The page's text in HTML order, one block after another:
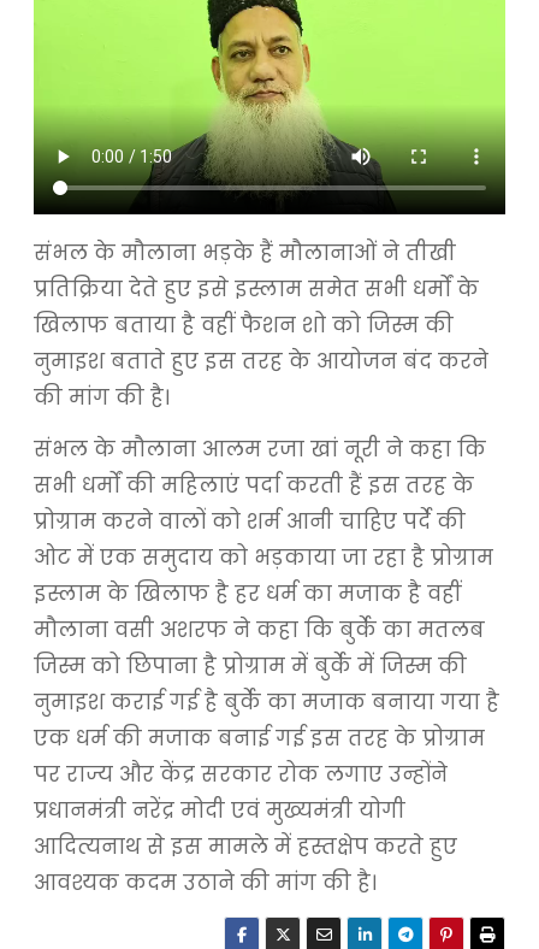
संभल के मौलाना भड़के हैं मौलानाओं ने तीखी
प्रतिक्रिया देते हुए इसे इस्लाम समेत सभी धर्मों के
खिलाफ बताया है वहीं फैशन शो को जिस्म की
नुमाइश बताते हुए इस तरह के आयोजन बंद करने
की मांग की है।
संभल के मौलाना आलम रजा खां नूरी ने कहा कि
सभी धर्मों की महिलाएं पर्दा करती हैं इस तरह के
प्रोग्राम करने वालों को शर्म आनी चाहिए पर्दे की
ओट में एक समुदाय को भड़काया जा रहा है प्रोग्राम
इस्लाम के खिलाफ है हर धर्म का मजाक है वहीं
मौलाना वसी अशरफ ने कहा कि बुर्के का मतलब
जिस्म को छिपाना है प्रोग्राम में बुर्के में जिस्म की
नुमाइश कराई गई है बुर्के का मजाक बनाया गया है
एक धर्म की मजाक बनाई गई इस तरह के प्रोग्राम
पर राज्य और केंद्र सरकार रोक लगाए उन्होंने
प्रधानमंत्री नरेंद्र मोदी एवं मुख्यमंत्री योगी
आदित्यनाथ से इस मामले में हस्तक्षेप करते हुए
आवश्यक कदम उठाने की मांग की है।